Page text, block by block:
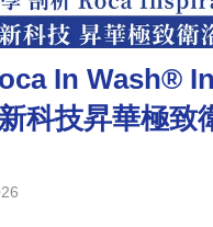
In Wash®
科技昇華極致